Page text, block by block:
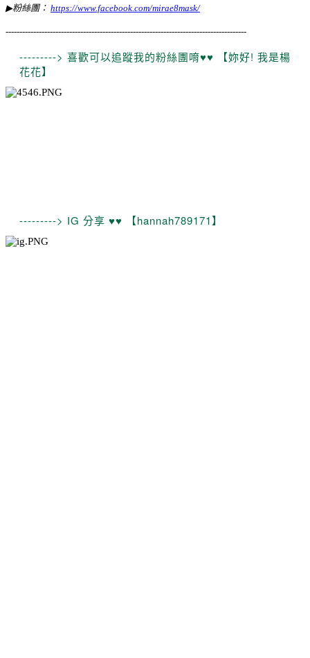
▶粉絲團： https://www.facebook.com/mirae8mask/
---------------------------------------------------------------------------------------
---------> 喜歡可以追蹤我的粉絲團唷♥♥ 【妳好! 我是楊
花花】
---------> IG 分享 ♥♥ 【hannah789171】